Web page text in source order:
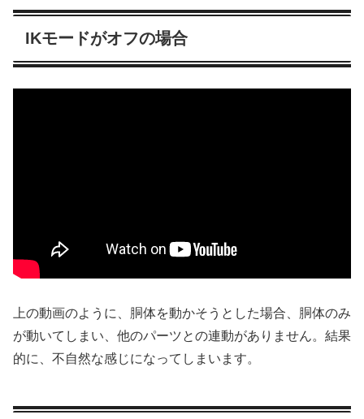
IKモードがオフの場合
上の動画のように、胴体を動かそうとした場合、胴体のみ
が動いてしまい、他のパーツとの連動がありません。結果
的に、不自然な感じになってしまいます。